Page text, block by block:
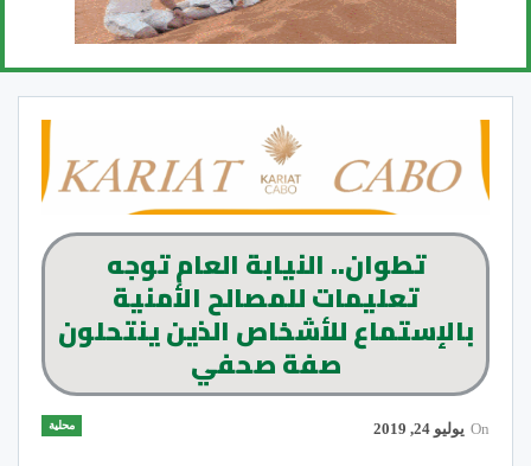
تطوان.. النيابة العام توجه
تعليمات للمصالح الأمنية
بالإستماع للأشخاص الذين ينتحلون
صفة صحفي
محلية On يوليو 24, 2019